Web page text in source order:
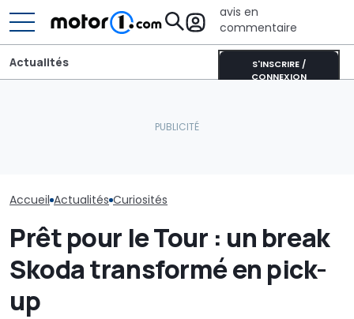
avis en
commentaire
S'INSCRIRE /
CONNEXION
Actualités
Accueil Actualités Curiosités
Prêt pour le Tour : un break
Skoda transformé en pick-
up